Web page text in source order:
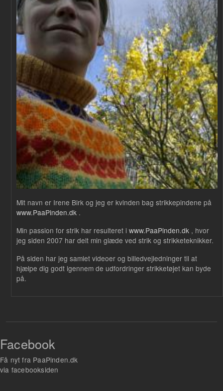
Mit navn er Irene Birk og jeg er kvinden bag strikkepindene på
www.PaaPinden.dk .
Min passion for strik har resulteret i www.PaaPinden.dk , hvor
jeg siden 2007 har delt min glæde ved strik og strikketeknikker.
På siden har jeg samlet videoer og billedvejledninger til at
hjælpe dig godt igennem de udfordringer strikketøjet kan byde
på.
Facebook
Få nyt fra PaaPinden.dk
via facebooksiden